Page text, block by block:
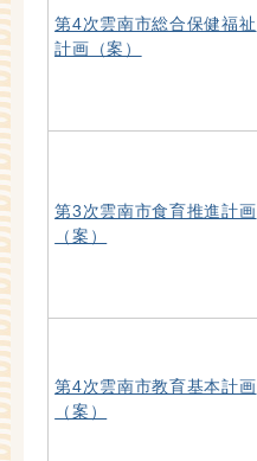
第4次雲南市総合保健福祉
計画（案）
第3次雲南市食育推進計画
（案）
第4次雲南市教育基本計画
（案）